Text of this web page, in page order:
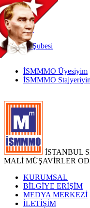
TR
|
EN
İnternetŞubesi
İSMMMO Üyesiyim
İSMMMO
İSTANBUL
MALİ MÜŞAVİRLER
KURUMSAL
BİLGİYE ERİŞİM
MEDYA MERKEZİ
İLETİŞİM